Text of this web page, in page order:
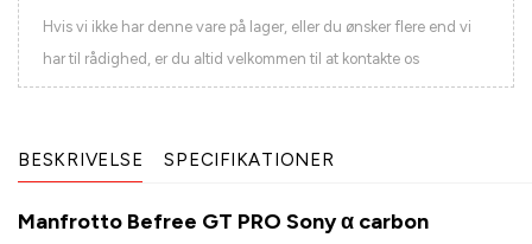
Hvis vi ikke har denne vare på lager, eller du ønsker flere end vi
har til rådighed, er du altid velkommen til at kontakte os
BESKRIVELSE SPECIFIKATIONER
Manfrotto Befree GT PRO Sony α carbon